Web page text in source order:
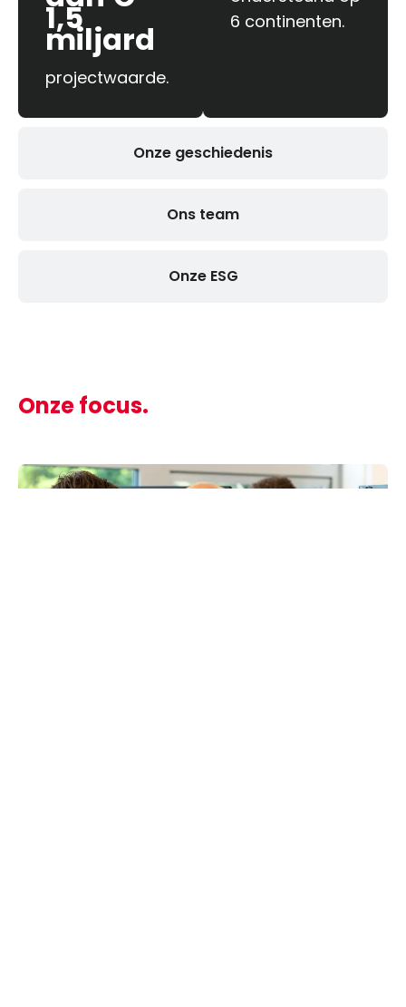
Onze geschiedenis
Ons team
Onze ESG
1,5
miljard
projectwaarde.
6 continenten.
Onze focus.